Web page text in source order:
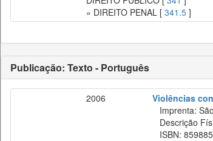
» DIREITO PENAL [ 341.5 ]
Publicação: Texto - Português
2006 Violências
Imprenta:
Descrição
ISBN: